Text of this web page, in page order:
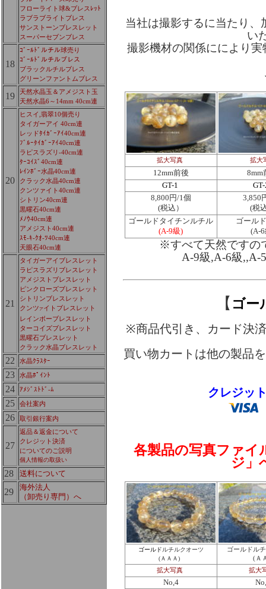
フローライト球&ブレスﾚｯﾄ
ラブラブライトブレス
サンストーンブレスレット
スーパーセブンブレス
18
ｺﾞｰﾙﾄﾞルチル球売り
ｺﾞｰﾙﾄﾞルチルブレス
ブラックルチルブレス
グリーンファントムブレス
19
天然水晶玉＆アメジスト玉
天然水晶6～14mm 40cm連
20
ヒスイ,翡翠10個売り
タイガーアイ 40cm連
レッドﾀｲｶﾞｰｱｲ40cm連
ﾌﾞﾙｰﾀｲｶﾞｰｱｲ40cm連
ラピスラズリ-40cm連
ﾀｰｺｲｽﾞ40cm連
ﾚｲﾝﾎﾞｰ水晶40cm連
クラック水晶40cm連
クンツァイト40cm連
シトリン40cm連
黒曜石40cm連
ﾒﾉｳ40cm連
アメジスト40cm連
ｽﾓ-ｷ-ｸｵ-ﾂ40cm連
天眼石40cm連
21
タイガーアイブレスレット
ラピスラズリブレスレット
アメジストブレスレット
ピンクローズブレスレット
シトリンブレスレット
クンツアイトブレスレット
レインボーブレスレット
ターコイズブレスレット
黒曜石ブレスレット
クラック水晶ブレスレット
22 水晶ｸﾗｽﾀｰ
23 水晶ﾎﾟｲﾝﾄ
24 ｱﾒｼﾞｽﾄﾄﾞ-ﾑ
25 会社案内
26 取引銀行案内
27
返品＆返金について
クレジット決済
についてのご説明
個人情報の取扱い
28 送料について
29
海外法人
（卸売り専門）へ
当社は撮影するに当たり
い
撮影機材の関係ににより
拡大写真 拡大
12mm前後
8mm
GT-1
8,800円/1個
(税込）
3,850
(税
ゴールドタイチンルチル
(A-9級)
ゴール
(A-
※すべて天然ですの
A-9級,A-6級,,A-
【 ゴー
※商品代引き、カード決
買い物カートは他の製品
クレジッ
各製品の写真ファイ
ジ」
ゴールドルチルクオーツ
(ＡＡＡ)
ゴールドル
(Ａ
拡大写真
拡大
No,4